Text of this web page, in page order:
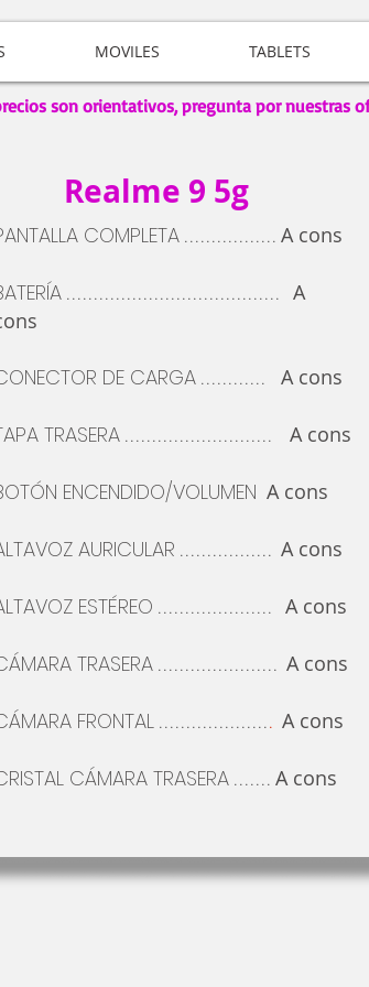
MOVILES TABLETS
Realme 9 5g
COMPLETA ................. A cons
....................................... A
DE CARGA ............ A cons
TRASERA ........................... A cons
ENCENDIDO/VOLUMEN A cons
AURICULAR ................. A cons
ESTÉREO ..................... A cons
TRASERA ...................... A cons
FRONTAL ..................... A cons
CÁMARA TRASERA ....... A cons
son orientativos, pregunta por nuestras